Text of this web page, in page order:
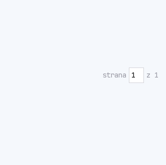
strana z 1